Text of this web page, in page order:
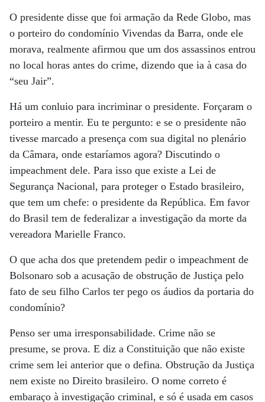
O presidente disse que foi armação da Rede Globo, mas
o porteiro do condomínio Vivendas da Barra, onde ele
morava, realmente afirmou que um dos assassinos entrou
no local horas antes do crime, dizendo que ia à casa do
“seu Jair”.
Há um conluio para incriminar o presidente. Forçaram o
porteiro a mentir. Eu te pergunto: e se o presidente não
tivesse marcado a presença com sua digital no plenário
da Câmara, onde estaríamos agora? Discutindo o
impeachment dele. Para isso que existe a Lei de
Segurança Nacional, para proteger o Estado brasileiro,
que tem um chefe: o presidente da República. Em favor
do Brasil tem de federalizar a investigação da morte da
vereadora Marielle Franco.
O que acha dos que pretendem pedir o impeachment de
Bolsonaro sob a acusação de obstrução de Justiça pelo
fato de seu filho Carlos ter pego os áudios da portaria do
condomínio?
Penso ser uma irresponsabilidade. Crime não se
presume, se prova. E diz a Constituição que não existe
crime sem lei anterior que o defina. Obstrução da Justiça
nem existe no Direito brasileiro. O nome correto é
embaraço à investigação criminal, e só é usada em casos